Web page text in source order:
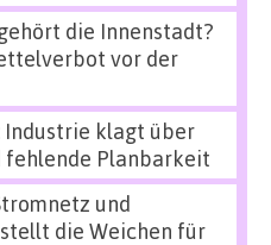
die Innenstadt?
vor der
Industrie klagt über
fehlende Planbarkeit
und
die Weichen für